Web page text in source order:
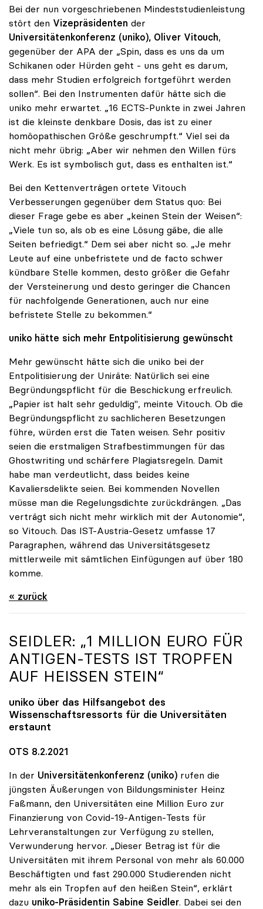
Bei der nun vorgeschriebenen Mindeststudienleistung
stört den Vizepräsidenten der
Universitätenkonferenz (uniko), Oliver Vitouch,
gegenüber der APA der „Spin, dass es uns da um
Schikanen oder Hürden geht - uns geht es darum,
dass mehr Studien erfolgreich fortgeführt werden
sollen“. Bei den Instrumenten dafür hätte sich die
uniko mehr erwartet. „16 ECTS-Punkte in zwei Jahren
ist die kleinste denkbare Dosis, das ist zu einer
homöopathischen Größe geschrumpft.“ Viel sei da
nicht mehr übrig: „Aber wir nehmen den Willen fürs
Werk. Es ist symbolisch gut, dass es enthalten ist.“
Bei den Kettenverträgen ortete Vitouch
Verbesserungen gegenüber dem Status quo: Bei
dieser Frage gebe es aber „keinen Stein der Weisen“:
„Viele tun so, als ob es eine Lösung gäbe, die alle
Seiten befriedigt.“ Dem sei aber nicht so. „Je mehr
Leute auf eine unbefristete und de facto schwer
kündbare Stelle kommen, desto größer die Gefahr
der Versteinerung und desto geringer die Chancen
für nachfolgende Generationen, auch nur eine
befristete Stelle zu bekommen.“
uniko hätte sich mehr Entpolitisierung gewünscht
Mehr gewünscht hätte sich die uniko bei der
Entpolitisierung der Uniräte: Natürlich sei eine
Begründungspflicht für die Beschickung erfreulich.
„Papier ist halt sehr geduldig", meinte Vitouch. Ob die
Begründungspflicht zu sachlicheren Besetzungen
führe, würden erst die Taten weisen. Sehr positiv
seien die erstmaligen Strafbestimmungen für das
Ghostwriting und schärfere Plagiatsregeln. Damit
habe man verdeutlicht, dass beides keine
Kavaliersdelikte seien. Bei kommenden Novellen
müsse man die Regelungsdichte zurückdrängen. „Das
verträgt sich nicht mehr wirklich mit der Autonomie“,
so Vitouch. Das IST-Austria-Gesetz umfasse 17
Paragraphen, während das Universitätsgesetz
mittlerweile mit sämtlichen Einfügungen auf über 180
komme.
« zurück
SEIDLER: „1 MILLION EURO FÜR
ANTIGEN-TESTS IST TROPFEN
AUF HEISSEN STEIN“
uniko über das Hilfsangebot des
Wissenschaftsressorts für die Universitäten
erstaunt
OTS 8.2.2021
In der Universitätenkonferenz (uniko) rufen die
jüngsten Äußerungen von Bildungsminister Heinz
Faßmann, den Universitäten eine Million Euro zur
Finanzierung von Covid-19-Antigen-Tests für
Lehrveranstaltungen zur Verfügung zu stellen,
Verwunderung hervor. „Dieser Betrag ist für die
Universitäten mit ihrem Personal von mehr als 60.000
Beschäftigten und fast 290.000 Studierenden nicht
mehr als ein Tropfen auf den heißen Stein“, erklärt
dazu uniko-Präsidentin Sabine Seidler. Dabei sei den